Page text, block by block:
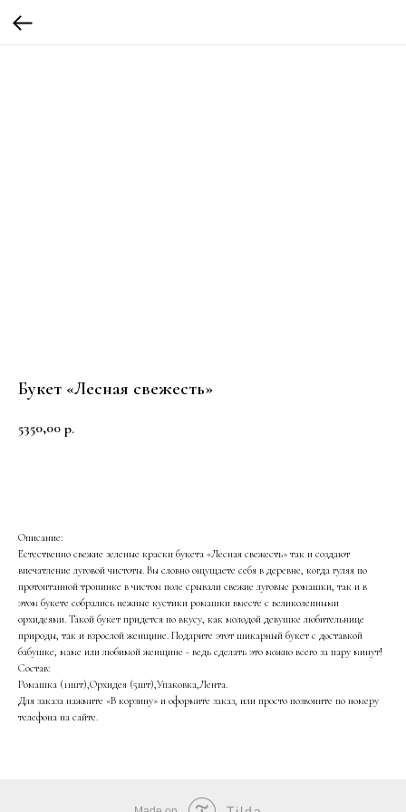
Букет «Лесная свежесть»
5350,00 р.
Описание:
Естественно свежие зеленые краски букета «Лесная свежесть» так и создают
впечатление луговой чистоты. Вы словно ощущаете себя в деревне, когда гуляя по
протоптанной тропинке в чистом поле срывали свежие луговые ромашки, так и в
этом букете собрались нежные кустики ромашки вместе с великолепными
орхидеями. Такой букет придется по вкусу, как молодой девушке любительнице
природы, так и взрослой женщине. Подарите этот шикарный букет с доставкой
бабушке, маме или любимой женщине - ведь сделать это можно всего за пару минут!
Состав:
Ромашка (11шт),Орхидея (5шт),Упаковка,Лента.
Для заказа нажмите «В корзину» и оформите заказ, или просто позвоните по номеру
телефона на сайте.